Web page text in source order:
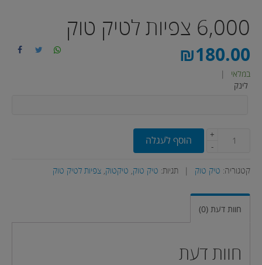
6,000 צפיות לטיק טוק
₪180.00
במלאי
לינק
+
-
הוסף לעגלה
קטגוריה: טיק טוק תגיות: טיק טוק, טיקטוק, צפיות לטיק טוק
חוות דעת (0)
חוות דעת